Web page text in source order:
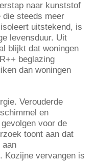
naar kunststof
die steeds meer
uitstekend, is
levensduur. Uit
blijkt dat woningen
beglazing
dan woningen
Verouderde
en
voor de
toont aan dat
aan
Kozijne vervangen is